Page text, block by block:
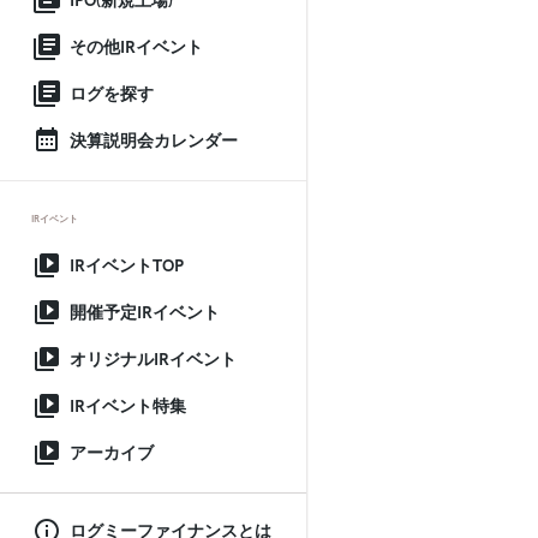
その他IRイベント
ログを探す
決算説明会カレンダー
IRイベント
IRイベントTOP
開催予定IRイベント
オリジナルIRイベント
IRイベント特集
アーカイブ
ログミーファイナンスとは